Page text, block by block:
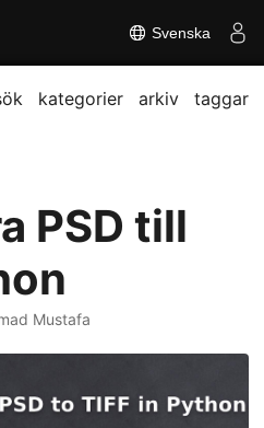
Svenska
kategorier arkiv taggar
PSD till
Mustafa